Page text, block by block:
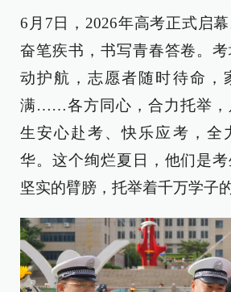
6月7日，2026年高考正式启
奋笔疾书，书写青春答卷。
动护航，志愿者随时待命，
满……各方同心，合力托举，
生安心赴考、快乐应考，全
华。这个绚烂夏日，他们是考
坚实的臂膀，托举着千万学子